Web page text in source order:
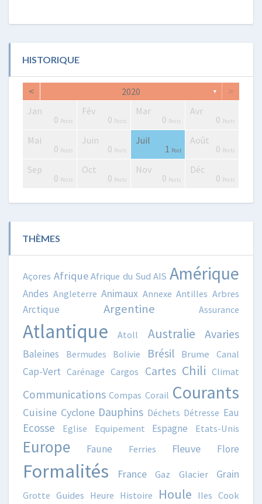
HISTORIQUE
< 2020 ▼ >
Jan
0 Posts
Fév
0 Posts
Mar
0 Posts
Avr
0 Posts
Mai
0 Posts
Juin
0 Posts
Juil
1 Post
Août
0 Posts
Sep
0 Posts
Oct
0 Posts
Nov
0 Posts
Déc
0 Posts
THÈMES
Açores Afrique Afrique du Sud AIS Amérique
Andes Angleterre Animaux Annexe Antilles Arbres
Arctique Argentine Assurance
Atlantique Atoll Australie Avaries
Baleines Bermudes Bolivie Brésil Brume Canal
Cap-Vert Carénage Cargos Cartes Chili Climat
Communications Compas Corail Courants
Cuisine Cyclone Dauphins Déchets Détresse Eau
Ecosse Eglise Equipement Espagne Etats-Unis
Europe Faune Ferries Fleuve Flore
Formalités France Gaz Glacier Grain
Grotte Guides Heure Histoire Houle Iles Cook